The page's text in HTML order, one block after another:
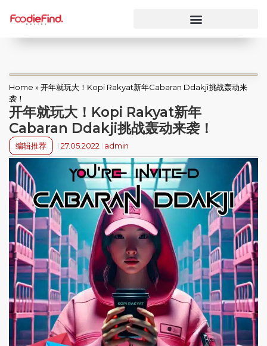
Home »开年就玩大！Kopi Rakyat新年Cabaran Ddakji挑战轰动来
袭！
开年就玩大！Kopi Rakyat新年
Cabaran Ddakji挑战轰动来袭！
编辑推荐 27.05.2022 admin